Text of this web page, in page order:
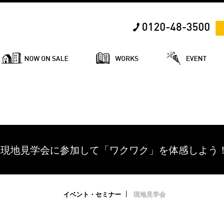
0120-48-3500
NOW ON SALE WORKS EVENT
現地見学会に参加して「ワクワク」を体感しよう！
イベント・セミナー 現地見学会